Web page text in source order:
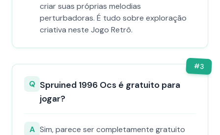
criar suas próprias melodias
perturbadoras. É tudo sobre exploração
criativa neste Jogo Retrô.
#3
Q Spruined 1996 Ocs​ é gratuito para
jogar?
A Sim, parece ser completamente gratuito